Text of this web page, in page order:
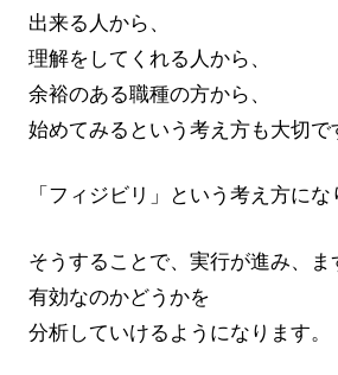
出来る人から、
理解をしてくれる人から、
余裕のある職種の方から、
始めてみるという考え方も大切で
「フィジビリ」という考え方にな
そうすることで、実行が進み、
有効なのかどうかを
分析していけるようになります。